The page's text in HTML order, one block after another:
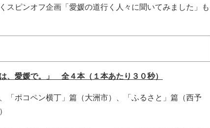
スピンオフ企画「愛媛の道行く人々に聞いてみました」も
、愛媛で。」 全４本（１本あたり３０秒）
「ポコペン横丁」篇（大洲市）、「ふるさと」篇（西予